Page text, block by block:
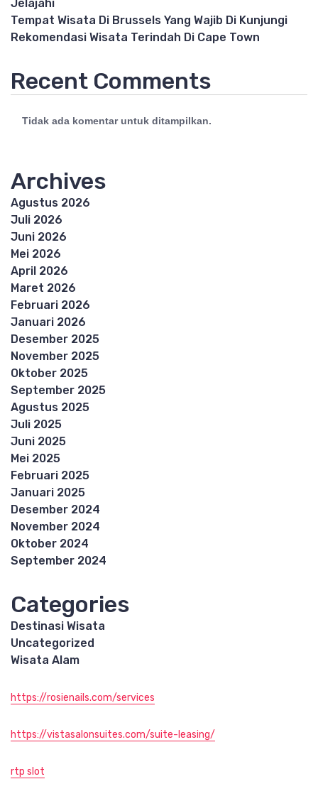
Jelajahi
Tempat Wisata Di Brussels Yang Wajib Di Kunjungi
Rekomendasi Wisata Terindah Di Cape Town
Recent Comments
Tidak ada komentar untuk ditampilkan.
Archives
Agustus 2026
Juli 2026
Juni 2026
Mei 2026
April 2026
Maret 2026
Februari 2026
Januari 2026
Desember 2025
November 2025
Oktober 2025
September 2025
Agustus 2025
Juli 2025
Juni 2025
Mei 2025
Februari 2025
Januari 2025
Desember 2024
November 2024
Oktober 2024
September 2024
Categories
Destinasi Wisata
Uncategorized
Wisata Alam
https://rosienails.com/services
https://vistasalonsuites.com/suite-leasing/
rtp slot